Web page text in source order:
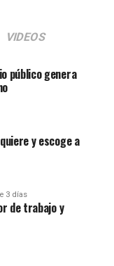
VIDEOS
público genera
y escoge a
3 días
de trabajo y